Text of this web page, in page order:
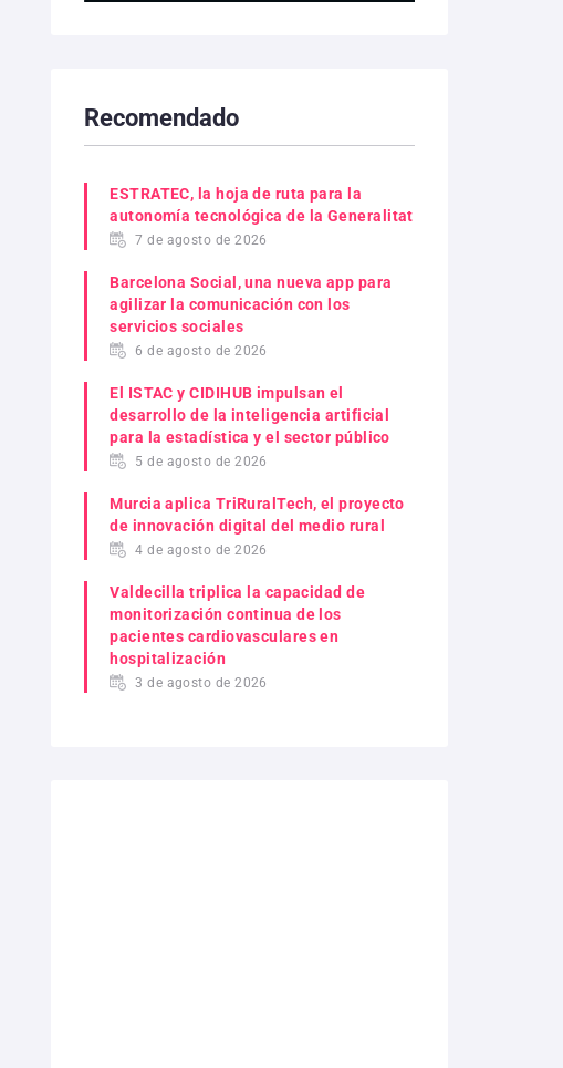
Recomendado
ESTRATEC, la hoja de ruta para la
autonomía tecnológica de la Generalitat
7 de agosto de 2026
Barcelona Social, una nueva app para
agilizar la comunicación con los
servicios sociales
6 de agosto de 2026
El ISTAC y CIDIHUB impulsan el
desarrollo de la inteligencia artificial
para la estadística y el sector público
5 de agosto de 2026
Murcia aplica TriRuralTech, el proyecto
de innovación digital del medio rural
4 de agosto de 2026
Valdecilla triplica la capacidad de
monitorización continua de los
pacientes cardiovasculares en
hospitalización
3 de agosto de 2026